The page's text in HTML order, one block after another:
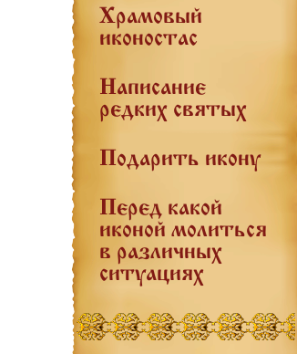
Храмовый
иконостас
Написание
редких святых
Подарить икону
Перед какой
иконой молиться
в различных
ситуациях